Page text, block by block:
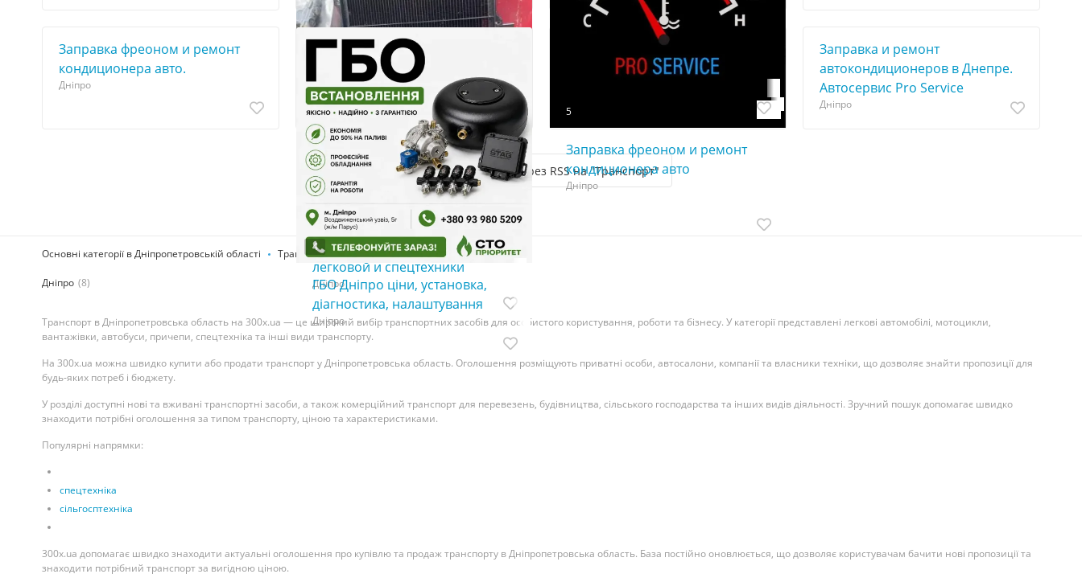
5
Ремонт радиаторов и
интеркулеров для грузовой,
легковой и спецтехники
Дніпро
5
Заправка фреоном и ремонт
кoндиционера авто
Дніпро
Заправка фреоном и ремонт
кoндиционера авто.
Дніпро
4
ГБО Дніпро ціни, установка,
діагностика, налаштування
Дніпро
Заправка и ремонт
автокoндиционеров в Днепре
Заправка и ремонт
автокoндиционеров в Днепре.
Автосервис Pro Service
Дніпро
Підпишіться через RSS на "Транспорт"
Основні категорії в Дніпропетровській області Транспорт
Дніпро (8)
Транспорт в Дніпропетровська область на 300x.ua — це широкий вибір транспортних засобів для особистого користування, роботи та бізнесу. У категорії представлені легкові автомобілі, мотоцикли,
вантажівки, автобуси, причепи, спецтехніка та інші види транспорту.
На 300x.ua можна швидко купити або продати транспорт у Дніпропетровська область. Оголошення розміщують приватні особи, автосалони, компанії та власники техніки, що дозволяє знайти пропозиції для
будь-яких потреб і бюджету.
У розділі доступні нові та вживані транспортні засоби, а також комерційний транспорт для перевезень, будівництва, сільського господарства та інших видів діяльності. Зручний пошук допомагає швидко
знаходити потрібні оголошення за типом транспорту, ціною та характеристиками.
Популярні напрямки:
спецтехніка
сільгосптехніка
300x.ua допомагає швидко знаходити актуальні оголошення про купівлю та продаж транспорту в Дніпропетровська область. База постійно оновлюється, що дозволяє користувачам бачити нові пропозиції та
знаходити потрібний транспорт за вигідною ціною.